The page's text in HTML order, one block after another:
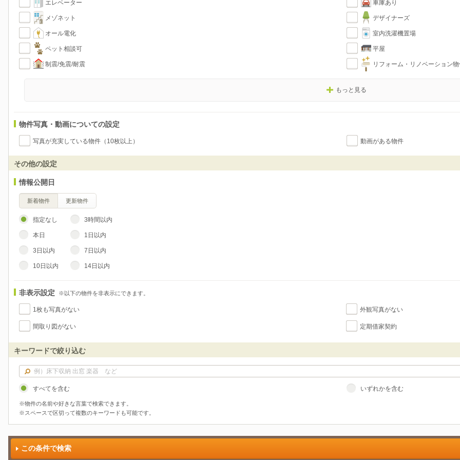
エレベーター 車庫あり
メゾネット デザイナーズ
オール電化 室内洗濯機置場
ペット相談可 平屋
制震/免震/耐震 リフォーム・リノベーション物
もっと見る
物件写真・動画についての設定
写真が充実している物件（10枚以上） 動画がある物件
その他の設定
情報公開日
新着物件 更新物件
指定なし 3時間以内
本日 1日以内
3日以内 7日以内
10日以内 14日以内
非表示設定 ※以下の物件を非表示にできます。
1枚も写真がない 外観写真がない
間取り図がない 定期借家契約
キーワードで絞り込む
すべてを含む いずれかを含む
※物件の名前や好きな言葉で検索できます。
※スペースで区切って複数のキーワードも可能です。
この条件で検索